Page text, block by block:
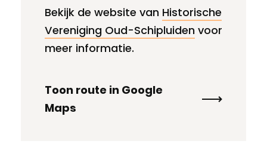
Bekijk de website van Historische
Vereniging Oud-Schipluiden voor
meer informatie.
Toon route in Google
Maps